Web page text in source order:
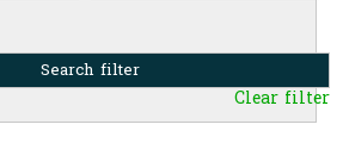
Clear filter